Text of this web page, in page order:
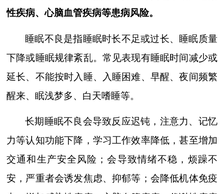
性疾病、心脑血管疾病等患病风险。
睡眠不良是指睡眠时长不足或过长、睡眠质量
下降或睡眠规律紊乱。常见表现有睡眠时间减少或
延长、不能按时入睡、入睡困难、早醒、夜间频繁
醒来、眠浅梦多、白天嗜睡等。
长期睡眠不良会导致反应迟钝，注意力、记忆
力等认知功能下降，学习工作效率降低，甚至增加
交通和生产安全风险；会导致情绪不稳，烦躁不
安，严重者会诱发焦虑、抑郁等；会降低机体免疫